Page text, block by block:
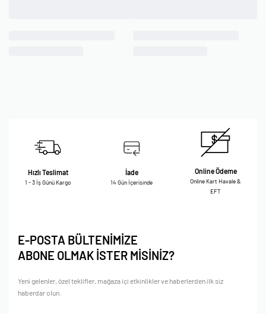
Hızlı Teslimat
1 - 3 İş Günü Kargo
İade
14 Gün İçerisinde
Online Ödeme
Online Kart Havale &
EFT
E-POSTA BÜLTENİMİZE
ABONE OLMAK İSTER MİSİNİZ?
Yeni gelenler, özel teklifler, mağaza içi etkinlikler ve haberlerden ilk siz
haberdar olun.